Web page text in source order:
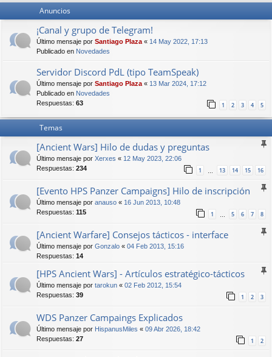
Anuncios
¡Canal y grupo de Telegram!
Último mensaje por Santiago Plaza « 14 May 2022, 17:13
Publicado en Novedades
Servidor Discord PdL (tipo TeamSpeak)
Último mensaje por Santiago Plaza « 13 Mar 2024, 17:12
Publicado en Novedades
Respuestas: 63 1 2 3 4 5
Temas
[Ancient Wars] Hilo de dudas y preguntas
Último mensaje por Xerxes « 12 May 2023, 22:06
Respuestas: 234 1 13 14 15 16
[Evento HPS Panzer Campaigns] Hilo de inscripción
Último mensaje por anauso « 16 Jun 2013, 10:48
Respuestas: 115 1 5 6 7 8
[Ancient Warfare] Consejos tácticos - interface
Último mensaje por Gonzalo « 04 Feb 2013, 15:16
Respuestas: 14
[HPS Ancient Wars] - Artículos estratégico-tácticos
Último mensaje por tarokun « 02 Feb 2012, 15:54
Respuestas: 39 1 2 3
WDS Panzer Campaings Explicados
Último mensaje por HispanusMiles « 09 Abr 2026, 18:42
Respuestas: 27 1 2